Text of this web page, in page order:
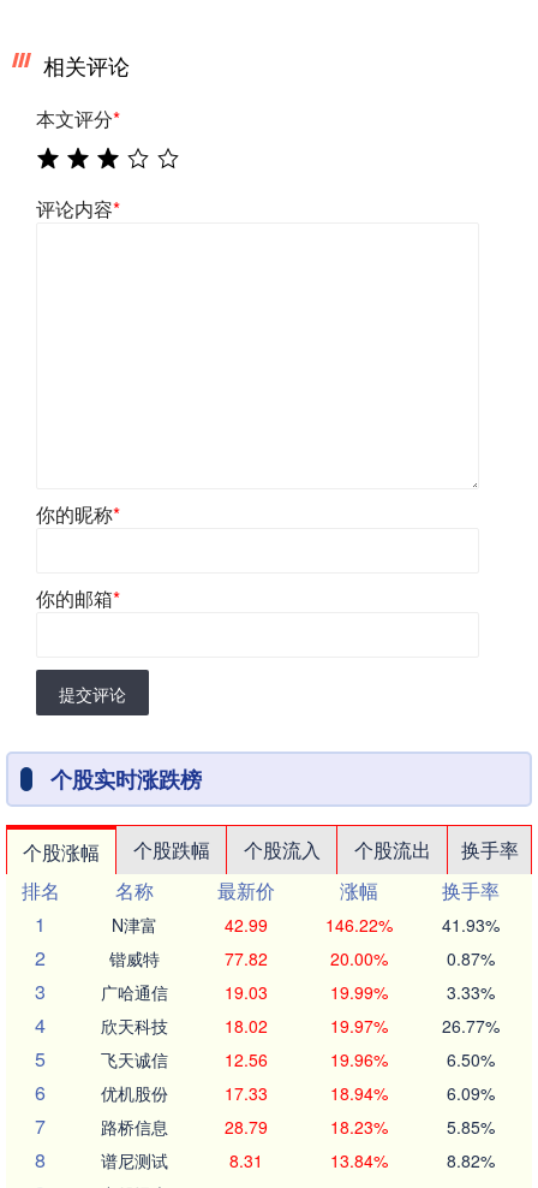
相关评论
本文评分*
评论内容*
你的昵称*
你的邮箱*
提交评论
个股实时涨跌榜
个股涨幅 个股跌幅 个股流入 个股流出
换手率
排名
名称 最新价 涨幅
换手率
1
N津富 42.99 146.22% 41.93%
2 锴威特 77.82 20.00% 0.87%
3 广哈通信 19.03 19.99% 3.33%
4 欣天科技 18.02 19.97% 26.77%
5 飞天诚信 12.56 19.96% 6.50%
6 优机股份 17.33 18.94% 6.09%
7 路桥信息 28.79 18.23% 5.85%
8 谱尼测试 8.31 13.84% 8.82%